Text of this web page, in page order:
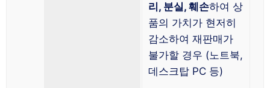
리, 분실, 훼손하여 상
품의 가치가 현저히
감소하여 재판매가
불가할 경우 (노트북,
데스크탑 PC 등)